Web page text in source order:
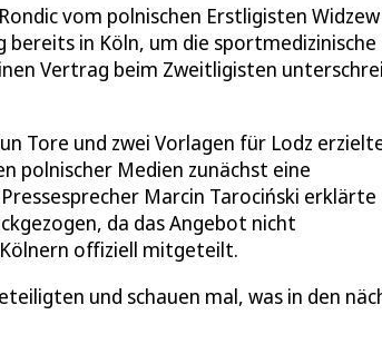
vom polnischen Erstligisten Widzew
in Köln, um die sportmedizinische
Vertrag beim Zweitligisten
Tore und zwei Vorlagen für Lodz
polnischer Medien zunächst eine
Marcin Tarociński erklärte
da das Angebot nicht
offiziell mitgeteilt.
und schauen mal, was in den